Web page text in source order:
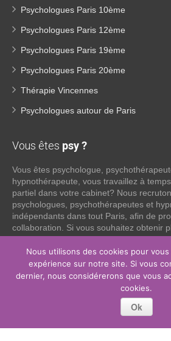
Psychologues Paris 10ème
Psychologues Paris 12ème
Psychologues Paris 19ème
Psychologues Paris 20ème
Thérapie Vincennes
Psychologues autour de Paris
Vous êtes psy ?
Vous êtes psychologue,
hypnothérapeute, vous travaillez à
partiel dans votre cabinet? Nous
psychologues, psychothérapeutes et
indépendants dans tout Paris, afin de
collaboration. Si vous souhaitez obtenir
ce que nous pouvons faire pour vous en
indépendant, n'hésitez pas à nous
Lire la suite
Nous utilisons des cookies pour
expérience sur notre site. Si vous
dernier, nous considérerons que vous
cookies.
Ok